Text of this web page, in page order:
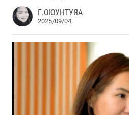
Г.ОЮУНТУЯА
2025/09/04